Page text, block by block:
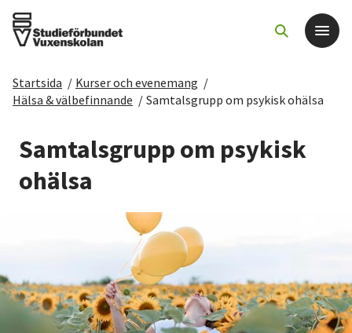
Det här gör vi
För dig som
Sök kurser och evenemang
Starta studiecirkel
Cirkelledare
Startsida / Kurser och evenemang /
Hälsa & välbefinnande / Samtalsgrupp om psykisk ohälsa
Samtalsgrupp om psykisk
ohälsa